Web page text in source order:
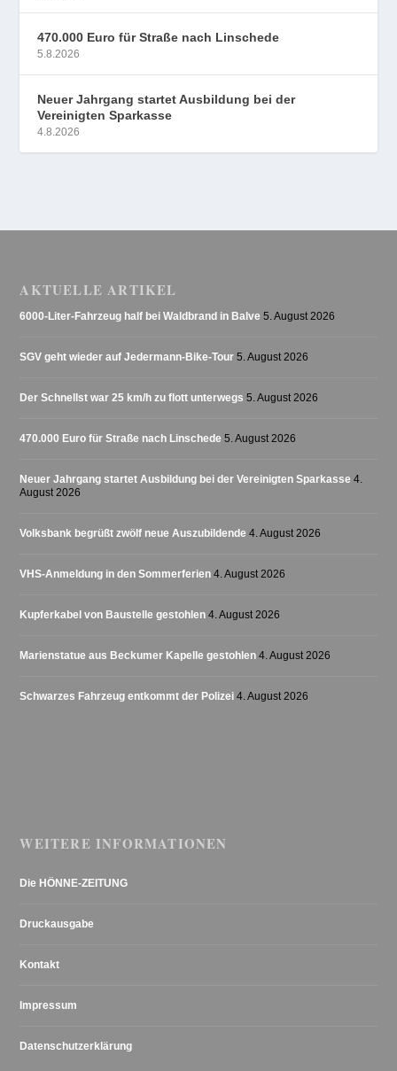
470.000 Euro für Straße nach Linschede
5.8.2026
Neuer Jahrgang startet Ausbildung bei der
Vereinigten Sparkasse
4.8.2026
AKTUELLE ARTIKEL
6000-Liter-Fahrzeug half bei Waldbrand in Balve 5. August 2026
SGV geht wieder auf Jedermann-Bike-Tour 5. August 2026
Der Schnellst war 25 km/h zu flott unterwegs 5. August 2026
470.000 Euro für Straße nach Linschede 5. August 2026
Neuer Jahrgang startet Ausbildung bei der Vereinigten Sparkasse 4.
August 2026
Volksbank begrüßt zwölf neue Auszubildende 4. August 2026
VHS-Anmeldung in den Sommerferien 4. August 2026
Kupferkabel von Baustelle gestohlen 4. August 2026
Marienstatue aus Beckumer Kapelle gestohlen 4. August 2026
Schwarzes Fahrzeug entkommt der Polizei 4. August 2026
WEITERE INFORMATIONEN
Die HÖNNE-ZEITUNG
Druckausgabe
Kontakt
Impressum
Datenschutzerklärung